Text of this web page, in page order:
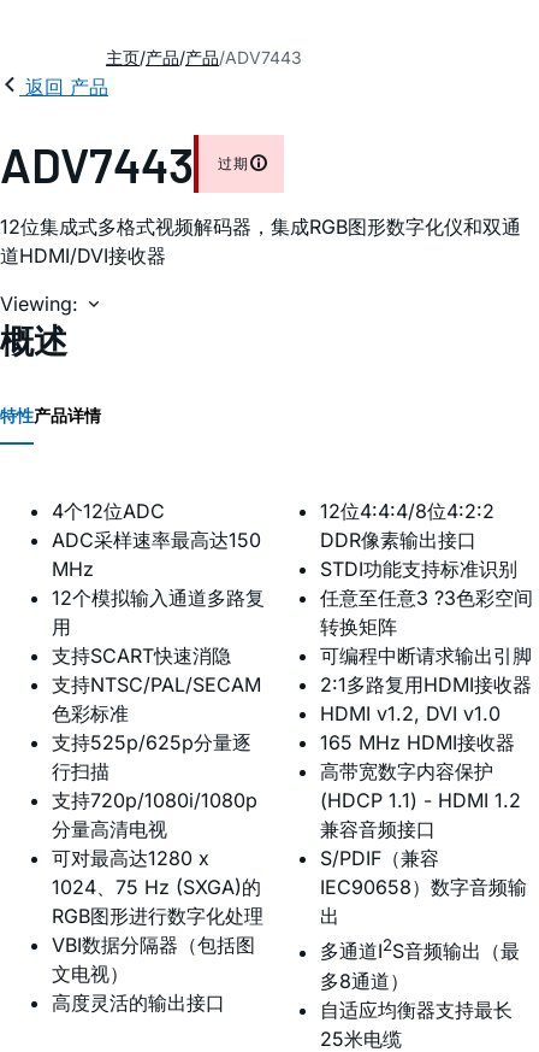
主页 产品 产品 ADV7443
返回 产品
ADV7443 过期
12位集成式多格式视频解码器，集成RGB图形数字化仪和双通
道HDMI/DVI接收器
Viewing:
概述
特性产品详情
4个12位ADC
ADC采样速率最高达150
MHz
12个模拟输入通道多路复
用
支持SCART快速消隐
支持NTSC/PAL/SECAM
色彩标准
支持525p/625p分量逐
行扫描
支持720p/1080i/1080p
分量高清电视
可对最高达1280 x
1024、75 Hz (SXGA)的
RGB图形进行数字化处理
VBI数据分隔器（包括图
文电视）
高度灵活的输出接口
12位4:4:4/8位4:2:2
DDR像素输出接口
STDI功能支持标准识别
任意至任意3 ?3色彩空间
转换矩阵
可编程中断请求输出引脚
2:1多路复用HDMI接收器
HDMI v1.2, DVI v1.0
165 MHz HDMI接收器
高带宽数字内容保护
(HDCP 1.1) - HDMI 1.2
兼容音频接口
S/PDIF（兼容
IEC90658）数字音频输
出
多通道I2S音频输出（最
多8通道）
自适应均衡器支持最长
25米电缆